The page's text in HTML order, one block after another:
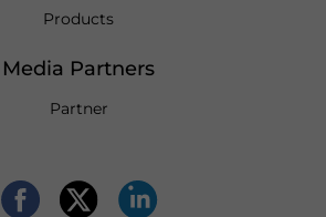
Products
Media Partners
Partner